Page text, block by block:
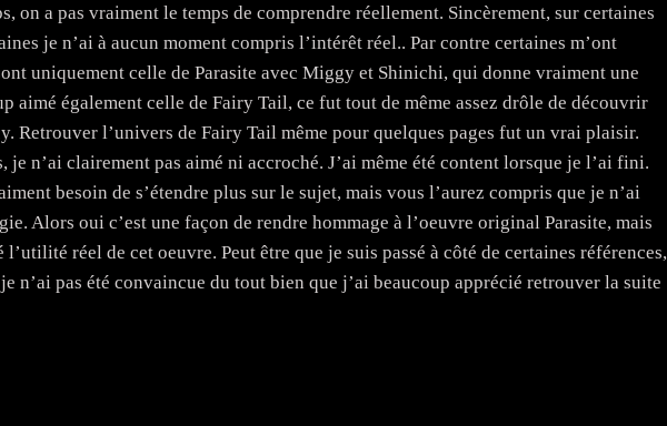
on a pas vraiment le temps de comprendre réellement. Sincèrement, sur certaines
je n’ai à aucun moment compris l’intérêt réel.. Par contre certaines m’ont
uniquement celle de Parasite avec Miggy et Shinichi, qui donne vraiment une
aimé également celle de Fairy Tail, ce fut tout de même assez drôle de découvrir
Retrouver l’univers de Fairy Tail même pour quelques pages fut un vrai plaisir.
je n’ai clairement pas aimé ni accroché. J’ai même été content lorsque je l’ai fini.
besoin de s’étendre plus sur le sujet, mais vous l’aurez compris que je n’ai
Alors oui c’est une façon de rendre hommage à l’oeuvre original Parasite, mais
réel de cet oeuvre. Peut être que je suis passé à côté de certaines références,
n’ai pas été convaincue du tout bien que j’ai beaucoup apprécié retrouver la suite